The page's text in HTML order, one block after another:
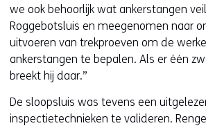
we ook behoorlijk wat ankerstangen
Roggebotsluis en meegenomen naar
uitvoeren van trekproeven om de
ankerstangen te bepalen. Als er één
breekt hij daar.”
De sloopsluis was tevens een
inspectietechnieken te valideren.